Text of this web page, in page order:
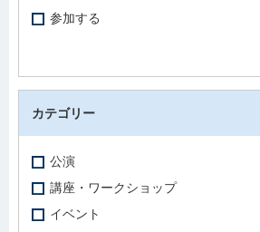
参加する
カテゴリー
公演
講座・ワークショップ
イベント